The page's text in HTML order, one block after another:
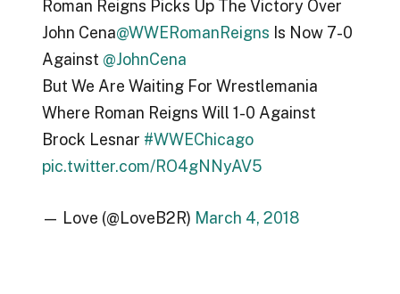
Roman Reigns Picks Up The Victory Over
John Cena@WWERomanReigns Is Now 7-0
Against @JohnCena
But We Are Waiting For Wrestlemania
Where Roman Reigns Will 1-0 Against
Brock Lesnar #WWEChicago
pic.twitter.com/RO4gNNyAV5
— Love (@LoveB2R) March 4, 2018